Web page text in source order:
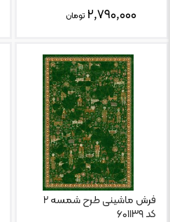
۲,۷۹۰,۰۰۰ تومان
فرش ماشینی طرح شمسه ۲
کد ۶۰۱۱۳۹